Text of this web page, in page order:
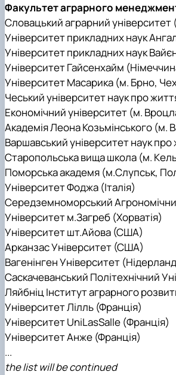
Факультет аграрного
Словацький аграрний
Університет прикладних наук
Університет прикладних наук
Університет Гайсенхайм
Університет Масарика (м. Брно,
Чеський університет наук про
Економічний університет (м.
Академія Леона Козьмінського (м.
Варшавський університет наук
Старопольська вища школа (м.
Поморська академя (м.Слупськ,
Університет Фоджа (Італія)
Середземноморський
Університет м.Загреб (Хорватія)
Університет шт.Айова (США)
Арканзас Університет (США)
Вагенінген Університет
Саскачеванський Політехнічний
Ляйбніц Інститут аграрного
Університет Лілль (Франція)
Університет UniLasSalle (Франція)
Університет Анже (Франція)
...
the list will be continued